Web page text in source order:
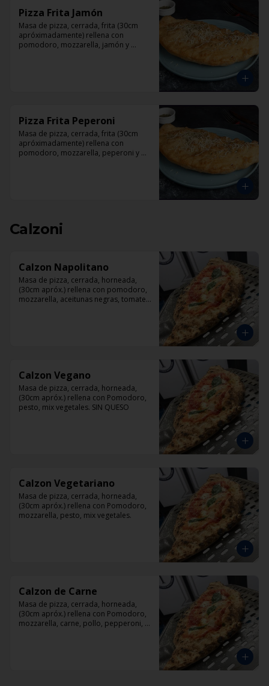
Pizza Frita Jamón
Masa de pizza, cerrada, frita (30cm
apróximadamente) rellena con
pomodoro, mozzarella, jamón y
Pizza Frita Peperoni
Masa de pizza, cerrada, frita (30cm
apróximadamente) rellena con
pomodoro, mozzarella, peperoni y
Calzoni
Calzon Napolitano
Masa de pizza, cerrada, horneada,
(30cm apróx.) rellena con pomodoro,
mozzarella, aceitunas negras, tomate,
Calzon Vegano
Masa de pizza, cerrada, horneada,
(30cm apróx.) rellena con Pomodoro,
pesto, mix vegetales. SIN QUESO
Calzon Vegetariano
Masa de pizza, cerrada, horneada,
(30cm apróx.) rellena con Pomodoro,
mozzarella, pesto, mix vegetales.
Calzon de Carne
Masa de pizza, cerrada, horneada,
(30cm apróx.) rellena con Pomodoro,
mozzarella, carne, pollo, pepperoni,